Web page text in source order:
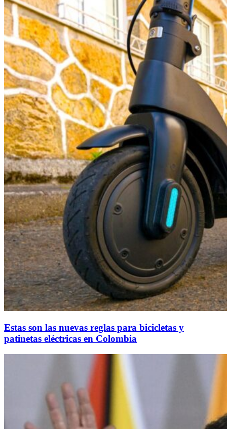
Estas son las nuevas reglas para bicicletas y
patinetas eléctricas en Colombia